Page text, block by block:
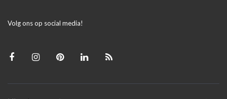
Volg ons op social media!